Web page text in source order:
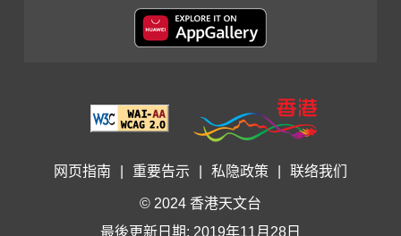
网页指南 重要告示 私隐政策 联络我们
© 2024 香港天文台
最後更新日期: 2019年11月28日